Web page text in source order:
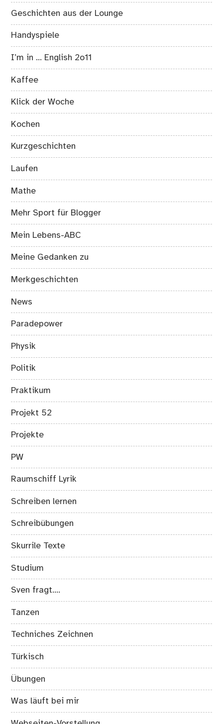
Geschichten aus der Lounge
Handyspiele
I’m in … English 2o11
Kaffee
Klick der Woche
Kochen
Kurzgeschichten
Laufen
Mathe
Mehr Sport für Blogger
Mein Lebens-ABC
Meine Gedanken zu
Merkgeschichten
News
Paradepower
Physik
Politik
Praktikum
Projekt 52
Projekte
PW
Raumschiff Lyrik
Schreiben lernen
Schreibübungen
Skurrile Texte
Studium
Sven fragt….
Tanzen
Techniches Zeichnen
Türkisch
Übungen
Was läuft bei mir